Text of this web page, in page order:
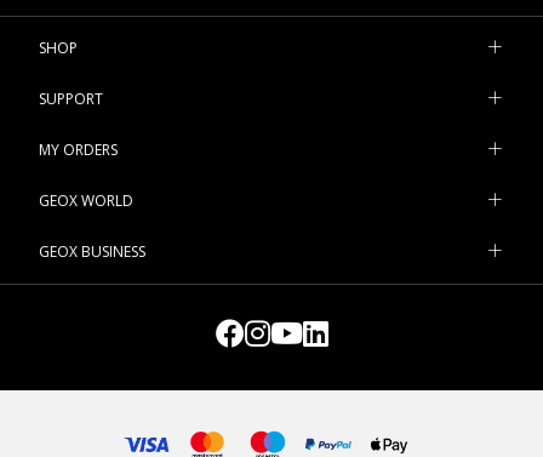
SHOP
SUPPORT
MY ORDERS
GEOX WORLD
GEOX BUSINESS